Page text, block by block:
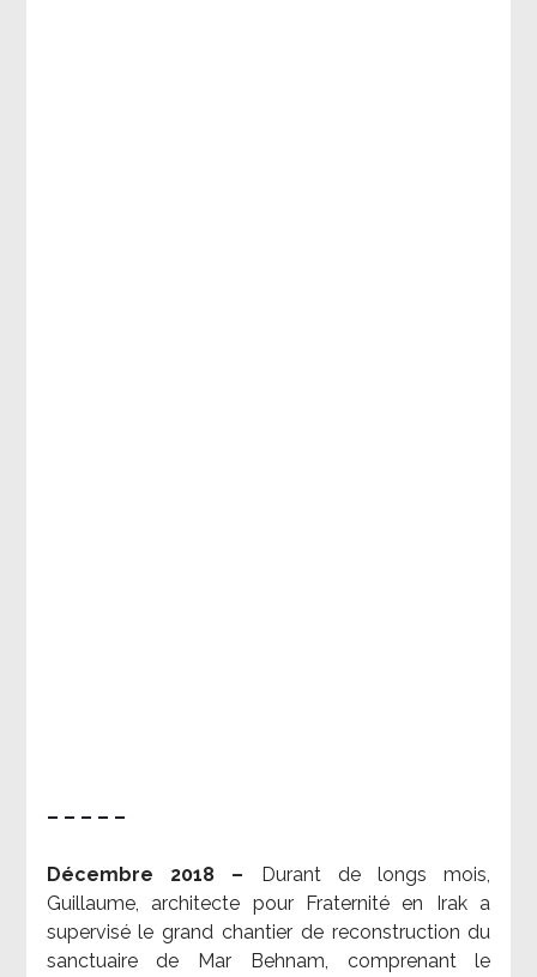
– – – – –
Décembre 2018 –
Durant de longs mois,
Guillaume, architecte pour Fraternité en Irak a
supervisé le grand chantier de reconstruction du
sanctuaire de Mar Behnam, comprenant le